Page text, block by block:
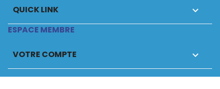
QUICK LINK 
ESPACE MEMBRE
VOTRE COMPTE 